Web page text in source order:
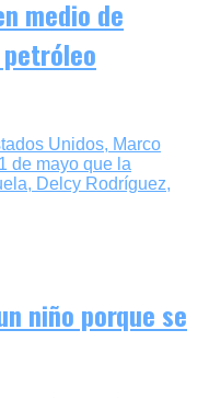
medio de
Unidos, Marco
de mayo que la
Delcy Rodríguez,
niño porque se